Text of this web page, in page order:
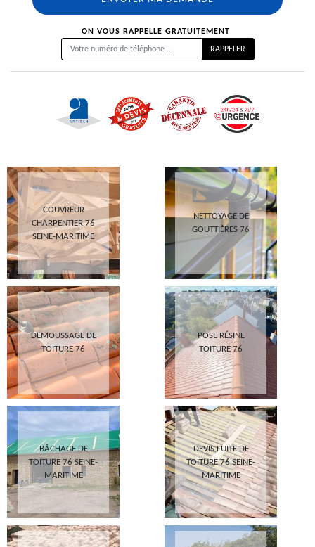
ON VOUS RAPPELLE GRATUITEMENT
COUVREUR
CHARPENTIER 76
SEINE-MARITIME
NETTOYAGE DE
GOUTTIÈRES 76
DEMOUSSAGE DE
TOITURE 76
POSE RÉSINE
TOITURE 76
BÂCHAGE DE
TOITURE 76 SEINE-
MARITIME
DEVIS FUITE DE
TOITURE 76 SEINE-
MARITIME